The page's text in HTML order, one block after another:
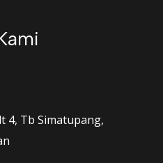
4, Tb Simatupang,